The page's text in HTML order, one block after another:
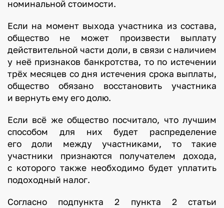
номинальной стоимости.
Если на момент выхода участника из состава,
общество не может произвести выплату
действительной части доли, в связи с наличием
у неё признаков банкротства, то по истечении
трёх месяцев со дня истечения срока выплаты,
общество обязано восстановить участника
и вернуть ему его долю.
Если всё же общество посчитало, что лучшим
способом для них будет распределение
его доли между участниками, то такие
участники признаются получателем дохода,
с которого также необходимо будет уплатить
подоходный налог.
Согласно подпункта 2 пункта 2 статьи